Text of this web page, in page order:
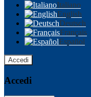
Italiano
English
Deutsch
Français
Español
Accedi
Accedi